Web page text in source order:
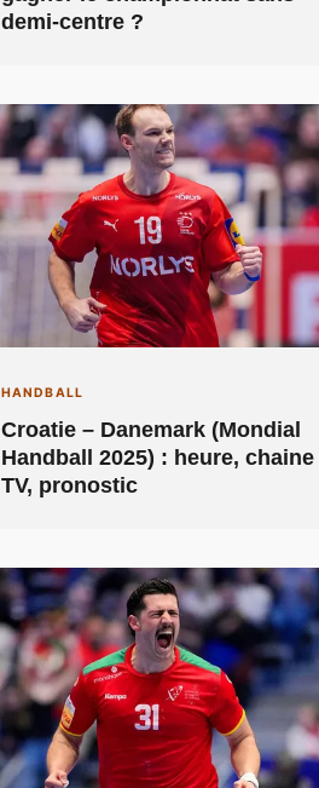
demi-centre ?
HANDBALL
Croatie – Danemark (Mondial
Handball 2025) : heure, chaine
TV, pronostic